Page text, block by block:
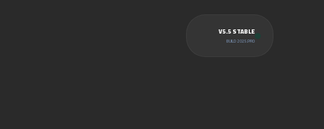
V5.5 STABLE
BUILD 2025.PRO